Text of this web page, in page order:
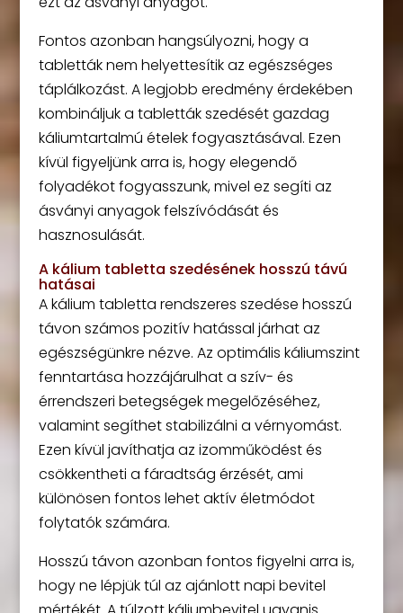
Fontos azonban hangsúlyozni, hogy a
tabletták nem helyettesítik az egészséges
táplálkozást. A legjobb eredmény érdekében
kombináljuk a tabletták szedését gazdag
káliumtartalmú ételek fogyasztásával. Ezen
kívül figyeljünk arra is, hogy elegendő
folyadékot fogyasszunk, mivel ez segíti az
ásványi anyagok felszívódását és
hasznosulását.
A kálium tabletta szedésének hosszú távú
hatásai
A kálium tabletta rendszeres szedése hosszú
távon számos pozitív hatással járhat az
egészségünkre nézve. Az optimális káliumszint
fenntartása hozzájárulhat a szív- és
érrendszeri betegségek megelőzéséhez,
valamint segíthet stabilizálni a vérnyomást.
Ezen kívül javíthatja az izomműködést és
csökkentheti a fáradtság érzését, ami
különösen fontos lehet aktív életmódot
folytatók számára.
Hosszú távon azonban fontos figyelni arra is,
hogy ne lépjük túl az ajánlott napi bevitel